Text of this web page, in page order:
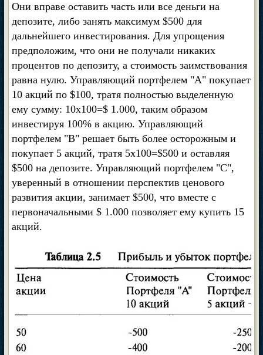
Они вправе оставить часть или все деньги на
депозите, либо занять максимум $500 для
дальнейшего инвестирования. Для упрощения
предположим, что они не получали никаких
процентов по депозиту, а стоимость заимствования
равна нулю. Управляющий портфелем "А" покупает
10 акций по $100, тратя полностью выделенную
ему сумму: 10x100=$ 1.000, таким образом
инвестируя 100% в акцию. Управляющий
портфелем "В" решает быть более осторожным и
покупает 5 акций, тратя 5х100=$500 и оставляя
$500 на депозите. Управляющий портфелем "С",
уверенный в отношении перспектив ценового
развития акции, занимает $500, что вместе с
первоначальными $ 1.000 позволяет ему купить 15
акций.